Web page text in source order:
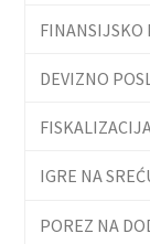
FINANSIJSKO
DEVIZNO
FISKALIZACIJA
IGRE NA
POREZ NA